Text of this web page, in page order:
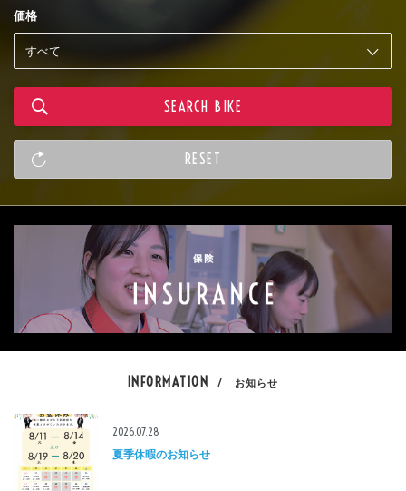
価格
INFORMATION / お知らせ
2026.07.28
夏季休暇のお知らせ